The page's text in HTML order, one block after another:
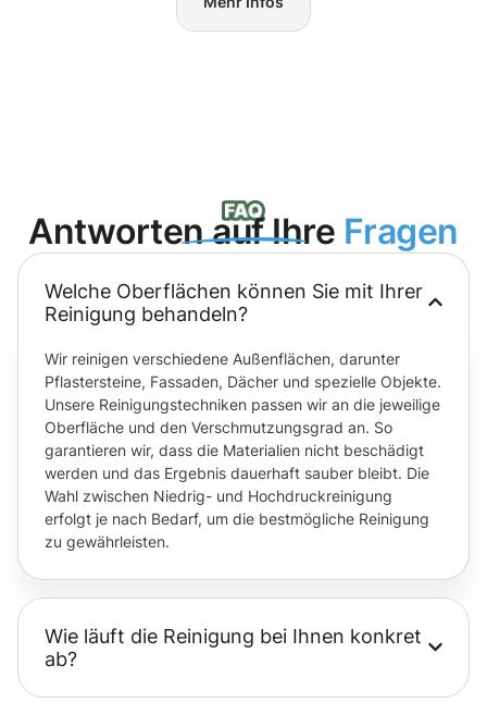
Antworten auf Ihre Fragen
Welche Oberflächen können Sie mit Ihrer
Reinigung behandeln?
Wir reinigen verschiedene Außenflächen, darunter
Pflastersteine, Fassaden, Dächer und spezielle Objekte.
Unsere Reinigungstechniken passen wir an die jeweilige
Oberfläche und den Verschmutzungsgrad an. So
garantieren wir, dass die Materialien nicht beschädigt
werden und das Ergebnis dauerhaft sauber bleibt. Die
Wahl zwischen Niedrig- und Hochdruckreinigung
erfolgt je nach Bedarf, um die bestmögliche Reinigung
zu gewährleisten.
Wie läuft die Reinigung bei Ihnen konkret
ab?